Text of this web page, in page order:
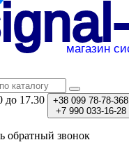
до 17.30 +38 099 78-78-368
+7990 033-16-28
обратный звонок